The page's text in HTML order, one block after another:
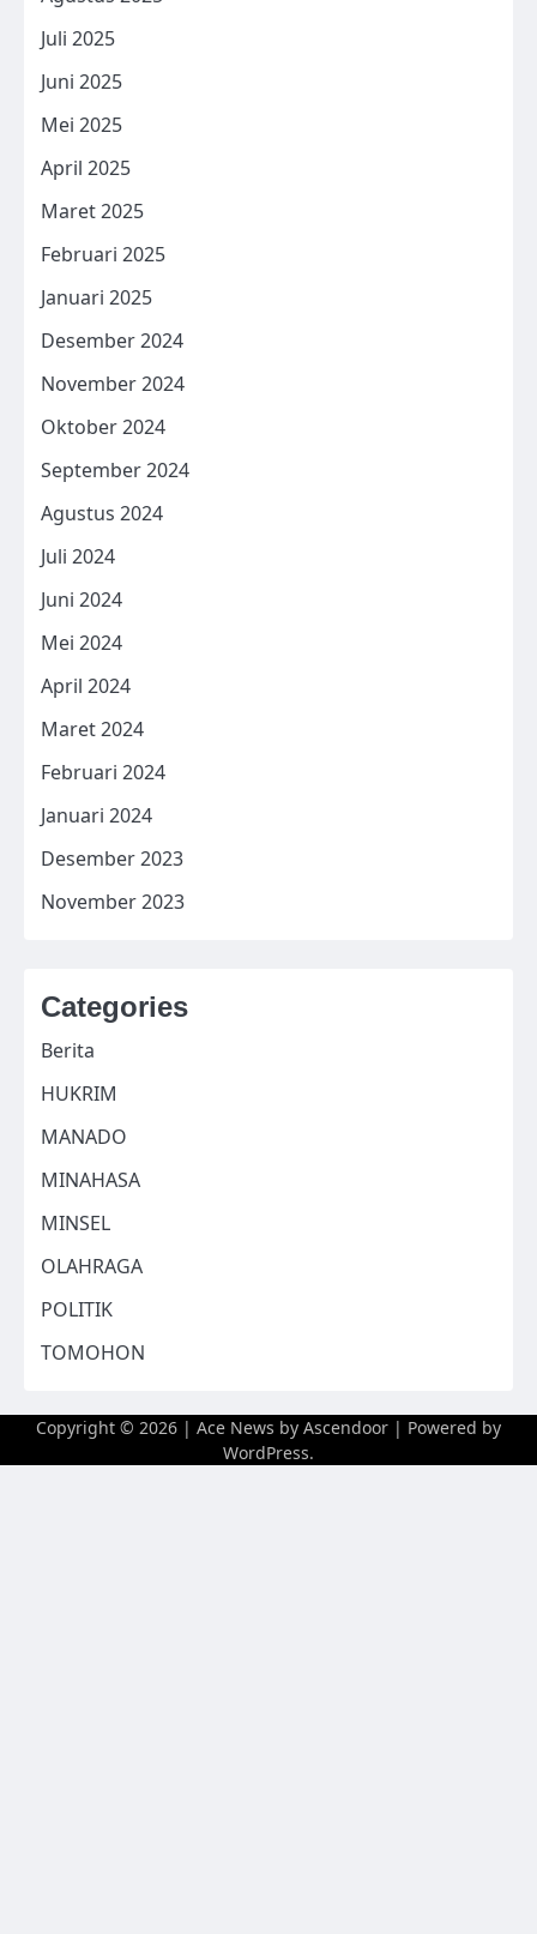
Juli 2025
Juni 2025
Mei 2025
April 2025
Maret 2025
Februari 2025
Januari 2025
Desember 2024
November 2024
Oktober 2024
September 2024
Agustus 2024
Juli 2024
Juni 2024
Mei 2024
April 2024
Maret 2024
Februari 2024
Januari 2024
Desember 2023
November 2023
Categories
Berita
HUKRIM
MANADO
MINAHASA
MINSEL
OLAHRAGA
POLITIK
TOMOHON
Copyright © 2026 | Ace News by Ascendoor | Powered by
WordPress.